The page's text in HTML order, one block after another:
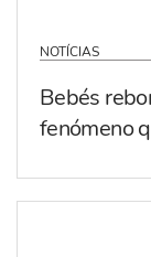
NOTÍCIAS
Bebés
fenómeno